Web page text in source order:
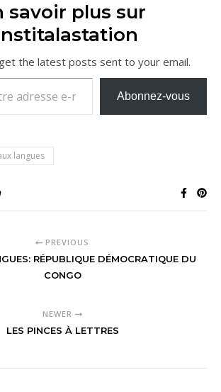
savoir plus sur
the latest posts sent to your email.
e-mail…
Abonnez-vous
langues
PREVIOUS
RÉPUBLIQUE DÉMOCRATIQUE DU
CONGO
NEWER
LES PINCES À LETTRES